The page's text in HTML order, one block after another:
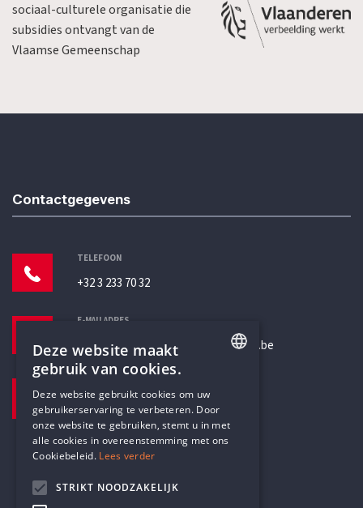
sociaal-culturele organisatie die
subsidies ontvangt van de
Vlaamse Gemeenschap
Contactgegevens
TELEFOON
+32 3 233 70 32
E-MAILADRES
secretariaat@humanistischverbond.be
Pottenbrug 4
Antwerpen, 2000
DUTCH
Deze website maakt
gebruik van cookies.
Deze website gebruikt cookies om uw
gebruikerservaring te verbeteren. Door
onze website te gebruiken, stemt u in met
alle cookies in overeenstemming met ons
Cookiebeleid. Lees verder
STRIKT NOODZAKELIJK